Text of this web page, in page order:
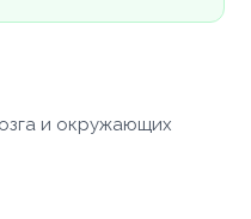
и окружающих